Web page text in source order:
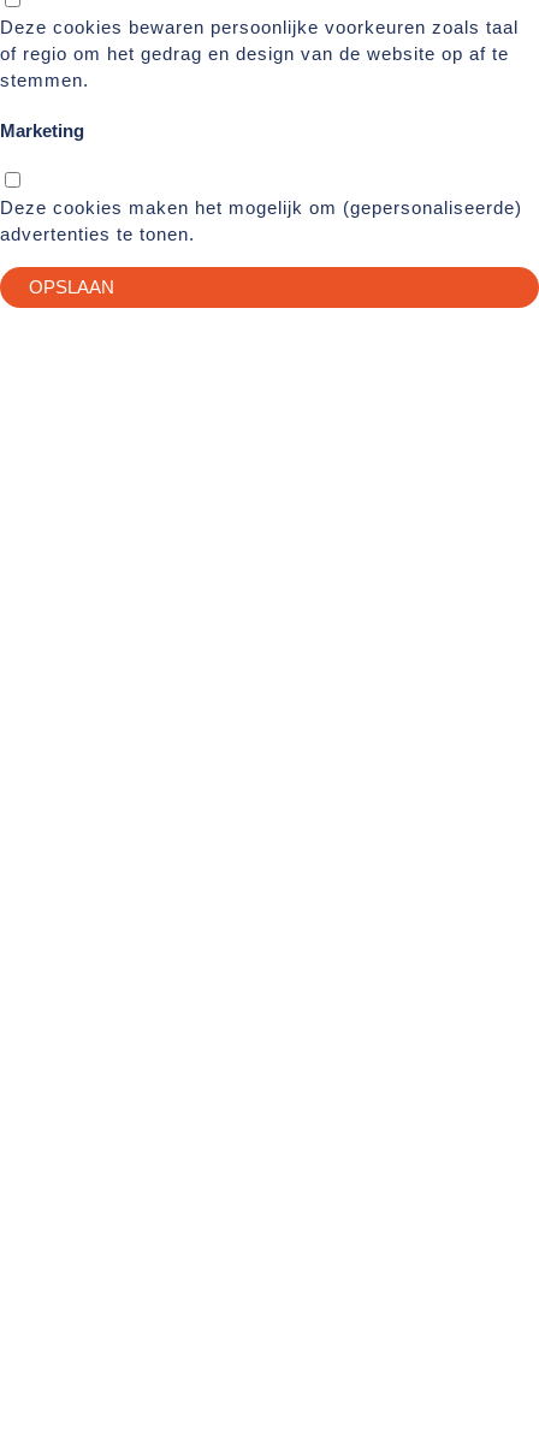
Deze cookies bewaren persoonlijke voorkeuren zoals taal
of regio om het gedrag en design van de website op af te
stemmen.
Marketing
Deze cookies maken het mogelijk om (gepersonaliseerde)
advertenties te tonen.
OPSLAAN